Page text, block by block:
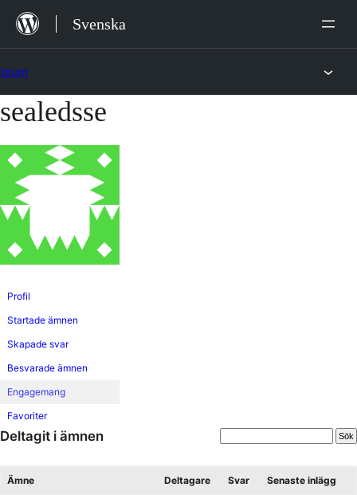
Hoppa
Svenska
Hoppa
innehållet
sealedsse
Profil
Startade ämnen
Skapade svar
Besvarade ämnen
Engagemang
Favoriter
Deltagit i ämnen
Ämne Deltagare Svar Senaste inlägg